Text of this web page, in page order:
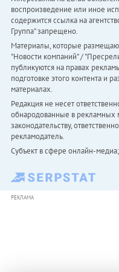
воспроизведение или иное
содержится ссылка на
Группа" запрещено.
Материалы, которые
"Новости компаний" /
публикуются на правах
подготовке этого контента и
материалах.
Редакция не несет
обнародованные в рекламных
законодательству,
рекламодатель.
Субъект в сфере онлайн-
РЕКЛАМА